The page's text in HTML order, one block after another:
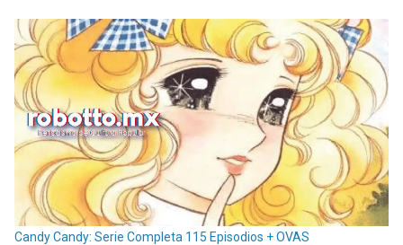
Candy Candy: Serie Completa 115 Episodios + OVAS